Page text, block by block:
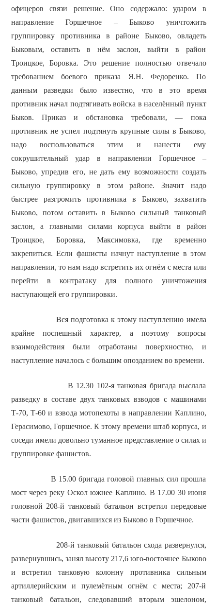
офицеров связи решение. Оно содержало: ударом в
направление Горшечное – Быково уничтожить
группировку противника в районе Быково, овладеть
Быковым, оставить в нём заслон, выйти в район
Троицкое, Боровка. Это решение полностью отвечало
требованием боевого приказа Я.Н. Федоренко. По
данным разведки было известно, что в это время
противник начал подтягивать войска в населённый пункт
Быков. Приказ и обстановка требовали, — пока
противник не успел подтянуть крупные силы в Быково,
надо воспользоваться этим и нанести ему
сокрушительный удар в направлении Горшечное –
Быково, упредив его, не дать ему возможности создать
сильную группировку в этом районе. Значит надо
быстрее разгромить противника в Быково, захватить
Быково, потом оставить в Быково сильный танковый
заслон, а главными силами корпуса выйти в район
Троицкое, Боровка, Максимовка, где временно
закрепиться. Если фашисты начнут наступление в этом
направлении, то нам надо встретить их огнём с места или
перейти в контратаку для полного уничтожения
наступающей его группировки.
Вся подготовка к этому наступлению имела
крайне поспешный характер, а поэтому вопросы
взаимодействия были отработаны поверхностно, и
наступление началось с большим опозданием во времени.
В 12.30 102-я танковая бригада выслала
разведку в составе двух танковых взводов с машинами
Т-70, Т-60 и взвода мотопехоты в направлении Каплино,
Герасимово, Горшечное. К этому времени штаб корпуса, и
соседи имели довольно туманное представление о силах и
группировке фашистов.
В 15.00 бригада головой главных сил прошла
мост через реку Оскол южнее Каплино. В 17.00 30 июня
головной 208-й танковый батальон встретил передовые
части фашистов, двигавшихся из Быково в Горшечное.
208-й танковый батальон схода развернулся,
развернувшись, занял высоту 217,6 юго-восточнее Быково
и встретил танковую колонну противника сильным
артиллерийским и пулемётным огнём с места; 207-й
танковый батальон, следовавший вторым эшелоном,